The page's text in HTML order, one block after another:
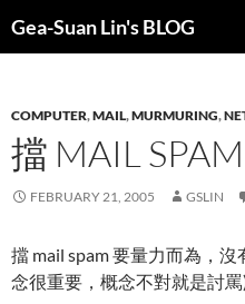
Gea-Suan Lin's BLOG
COMPUTER,MAIL,MURMURING,
擋 MAIL SPAM
FEBRUARY 21, 2005 GSLIN
擋 mail spam 要量力而為，
念很重要，概念不對就是討罵